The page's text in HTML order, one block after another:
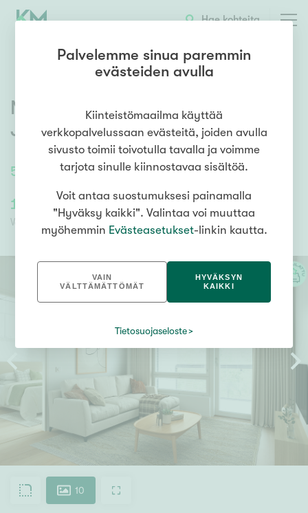
Hae kohteita
51 51m² 3h, kt, s
Niitynrannantie 4,Väinölä
Jyväskylä
199 000,00 €
Velaton hinta
68 757,19 €
10
Palvelemme sinua paremmin
evästeiden avulla
Kiinteistömaailma käyttää
verkkopalvelussaan evästeitä, joiden avulla
sivusto toimii toivotulla tavalla ja voimme
tarjota sinulle kiinnostavaa sisältöä.
Voit antaa suostumuksesi painamalla
"Hyväksy kaikki". Valintaa voi muuttaa
myöhemmin Evästeasetukset-linkin kautta.
VAIN
VÄLTTÄMÄTTÖMÄT
HYVÄKSYN
KAIKKI
Tietosuojaseloste